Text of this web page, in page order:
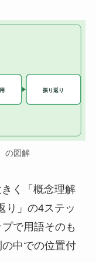
振り返り
の図解
く「概念理解
」の4ステッ
で用語そのも
中での位置付